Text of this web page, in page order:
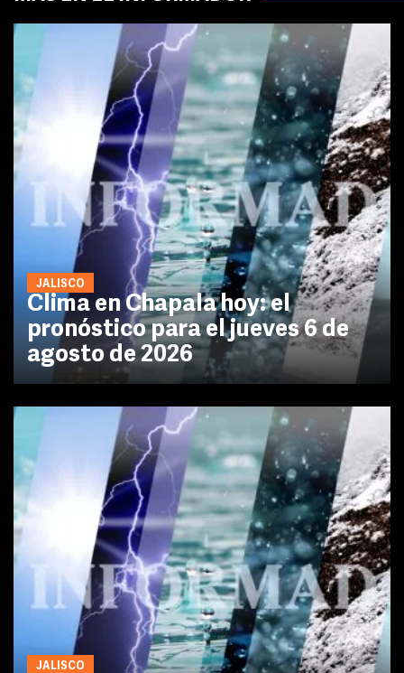
JALISCO
Clima en Chapala hoy: el
pronóstico para el jueves 6 de
agosto de 2026
JALISCO